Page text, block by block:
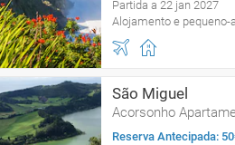
Partida a 22 jan 2027
Alojamento e pequeno-
São Miguel
Acorsonho
Reserva Antecipada: